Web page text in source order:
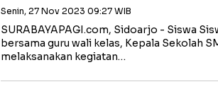
Senin, 27 Nov 2023 09:27 WIB
SURABAYAPAGI.com, Sidoarjo - Siswa
bersama guru wali kelas, Kepala Sekolah
melaksanakan kegiatan…